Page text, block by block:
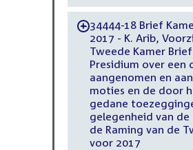
-34444-18 Brief
2017 - K. Arib,
Tweede Kamer
Presidium over een
aangenomen en
moties en de door
gedane
gelegenheid van de
de Raming van de
voor 2017